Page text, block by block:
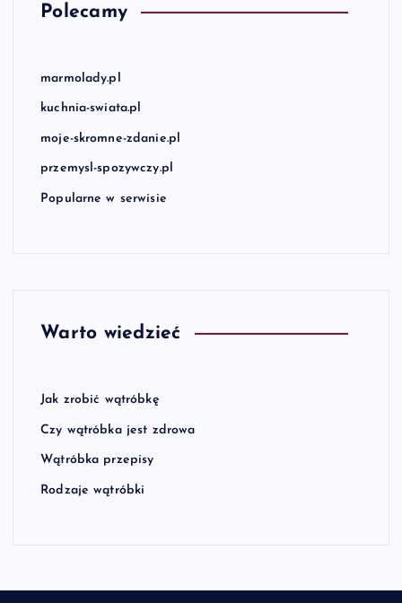
Polecamy
marmolady.pl
kuchnia-swiata.pl
moje-skromne-zdanie.pl
przemysl-spozywczy.pl
Popularne w serwisie
Warto wiedzieć
Jak zrobić wątróbkę
Czy wątróbka jest zdrowa
Wątróbka przepisy
Rodzaje wątróbki